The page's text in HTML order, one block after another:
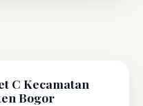
C Kecamatan
Bogor